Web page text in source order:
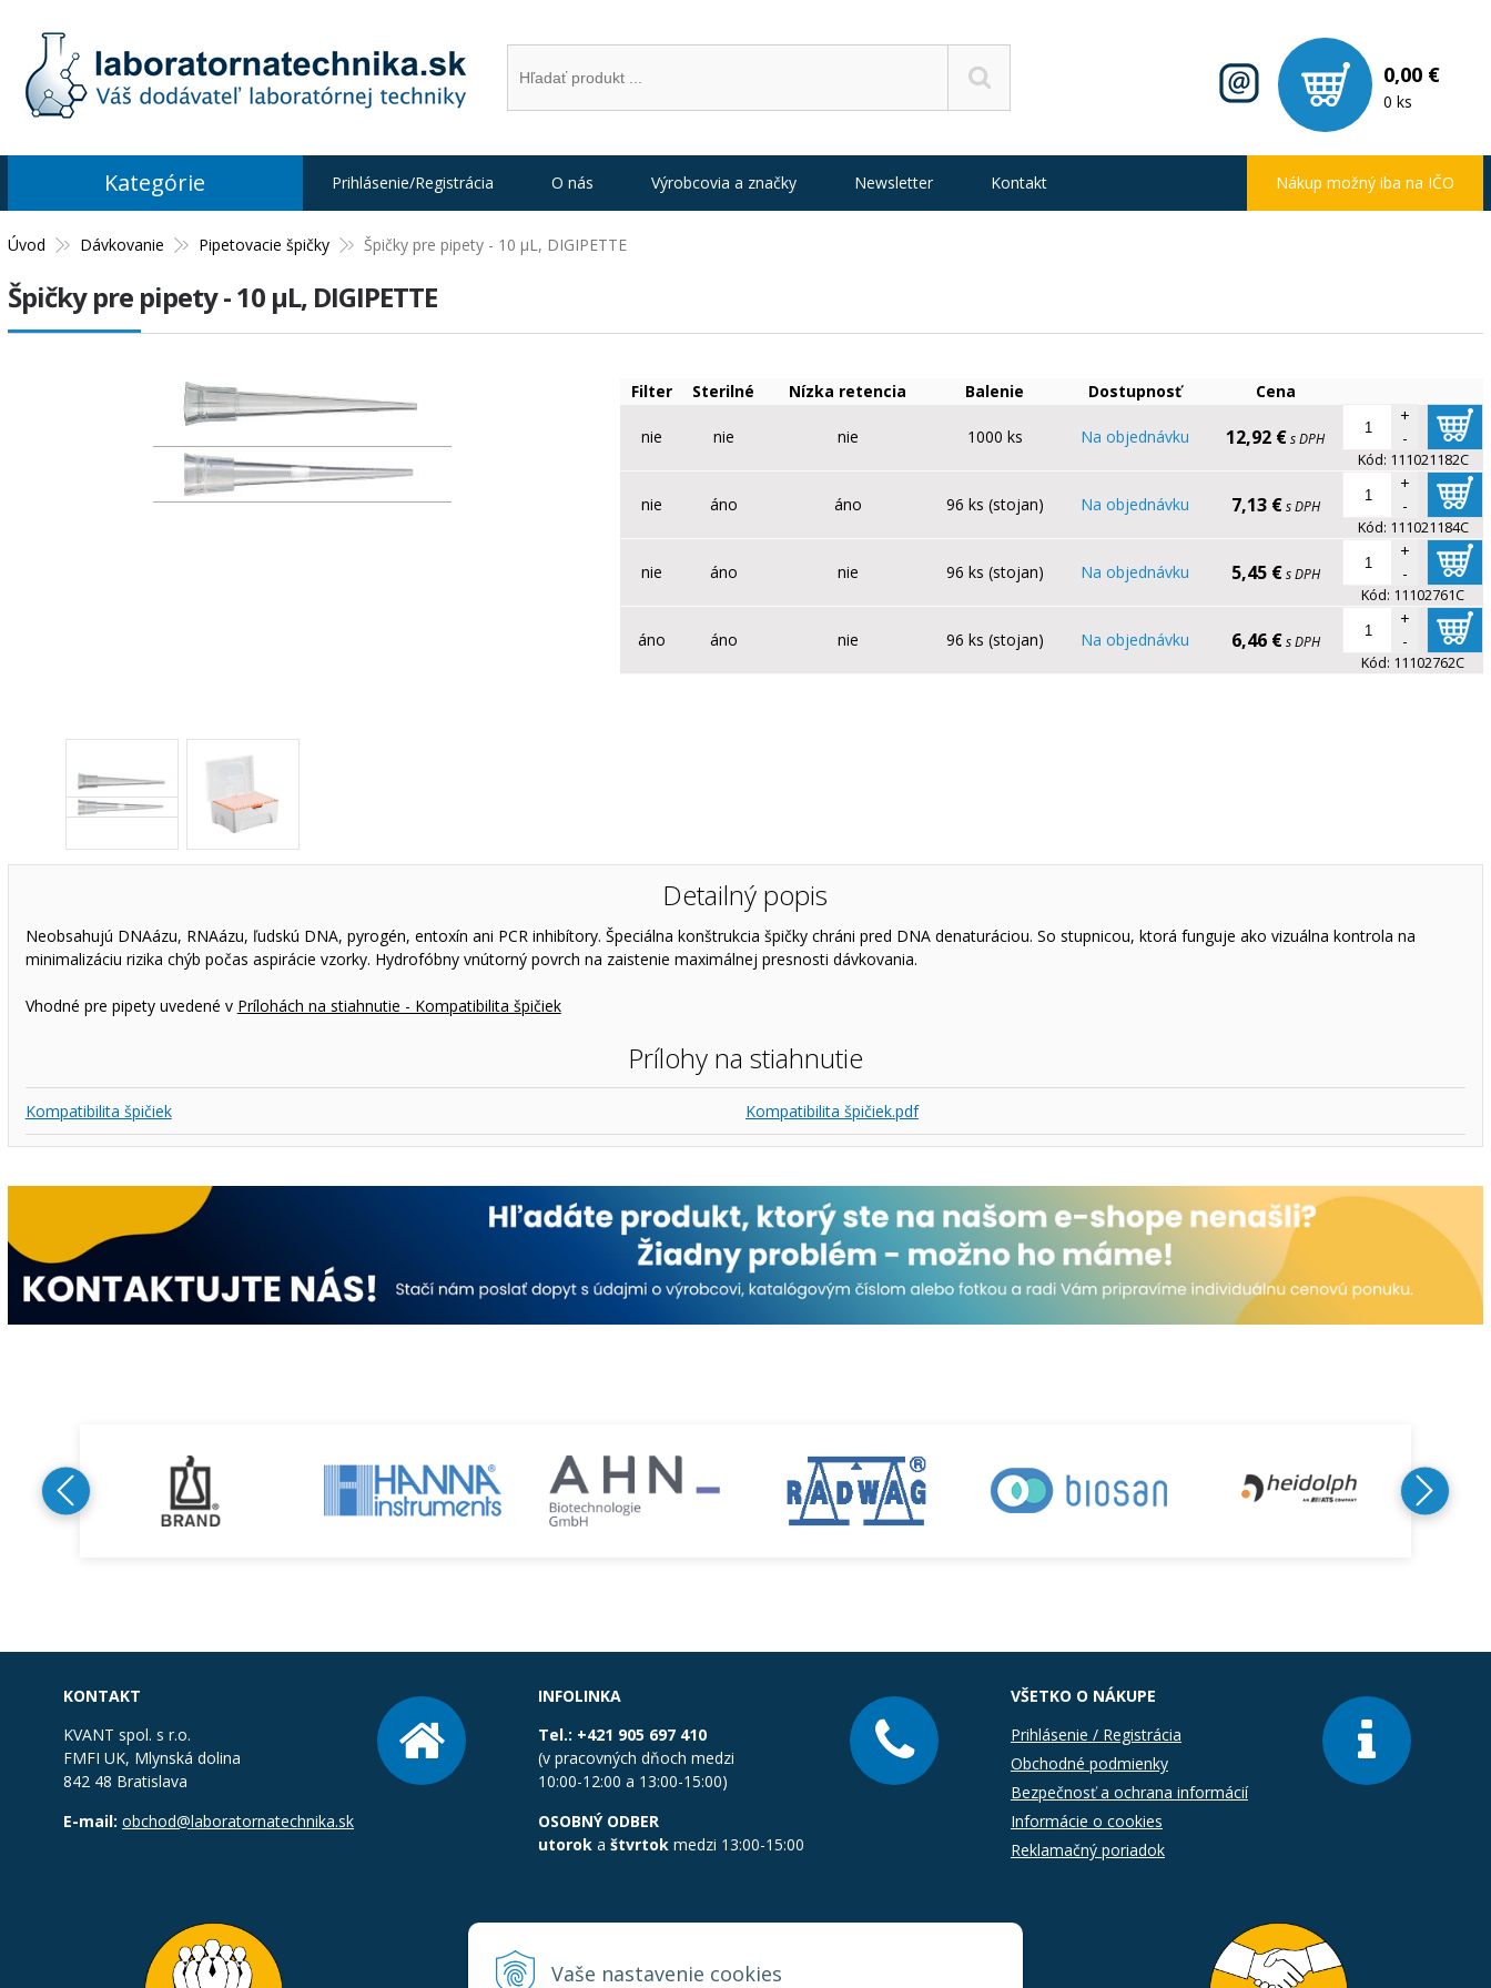
Vaše nastavenie cookies
0,00 €
0 ks
Úvod Dávkovanie Pipetovacie špičky Špičky pre pipety - 10 µL, DIGIPETTE
Špičky pre pipety - 10 µL, DIGIPETTE
Filter Sterilné Nízka retencia Balenie Dostupnosť Cena
nie nie nie 1000 ks Na objednávku 12,92 €s DPH
+
-
Kód: 111021182C
nie áno áno 96 ks (stojan) Na objednávku 7,13 € s DPH
+
-
Kód: 111021184C
nie áno nie 96 ks (stojan) Na objednávku 5,45 € s DPH
+
-
Kód: 11102761C
áno áno nie 96 ks (stojan) Na objednávku 6,46 € s DPH
+
-
Kód: 11102762C
Detailný popis
Neobsahujú DNAázu, RNAázu, ľudskú DNA, pyrogén, entoxín ani PCR inhibítory. Špeciálna konštrukcia špičky chráni pred DNA denaturáciou. So stupnicou, ktorá funguje ako vizuálna kontrola na
minimalizáciu rizika chýb počas aspirácie vzorky. Hydrofóbny vnútorný povrch na zaistenie maximálnej presnosti dávkovania.
Vhodné pre pipety uvedené v Prílohách na stiahnutie - Kompatibilita špičiek
Prílohy na stiahnutie
Kompatibilita špičiek Kompatibilita špičiek.pdf
Kategórie Prihlásenie/Registrácia O nás Výrobcovia a značky Newsletter Kontakt Nákup možný iba na IČO
KONTAKT
KVANT spol. s r.o.
FMFI UK, Mlynská dolina
842 48 Bratislava
E-mail: obchod@laboratornatechnika.sk
INFOLINKA
Tel.: +421 905 697 410
(v pracovných dňoch medzi
10:00-12:00 a 13:00-15:00)
OSOBNÝ ODBER
utorok a štvrtok medzi 13:00-15:00
VŠETKO O NÁKUPE
Prihlásenie / Registrácia
Obchodné podmienky
Bezpečnosť a ochrana informácií
Informácie o cookies
Reklamačný poriadok